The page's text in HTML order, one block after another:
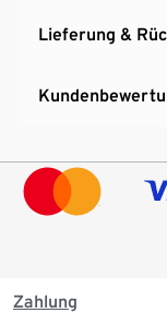
Lieferung &
Zahlung